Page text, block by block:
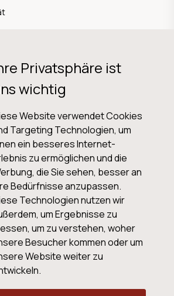
Privatsphäre ist
wichtig
Website verwendet Cookies
Targeting Technologien, um
ein besseres Internet-
zu ermöglichen und die
die Sie sehen, besser an
Bedürfnisse anzupassen.
Technologien nutzen wir
um Ergebnisse zu
um zu verstehen, woher
Besucher kommen oder um
Website weiter zu
Newsletter und erhalten Sie
Neuigkeiten und tolle
Mailbox.
AG VALENTIN & VON SALIS